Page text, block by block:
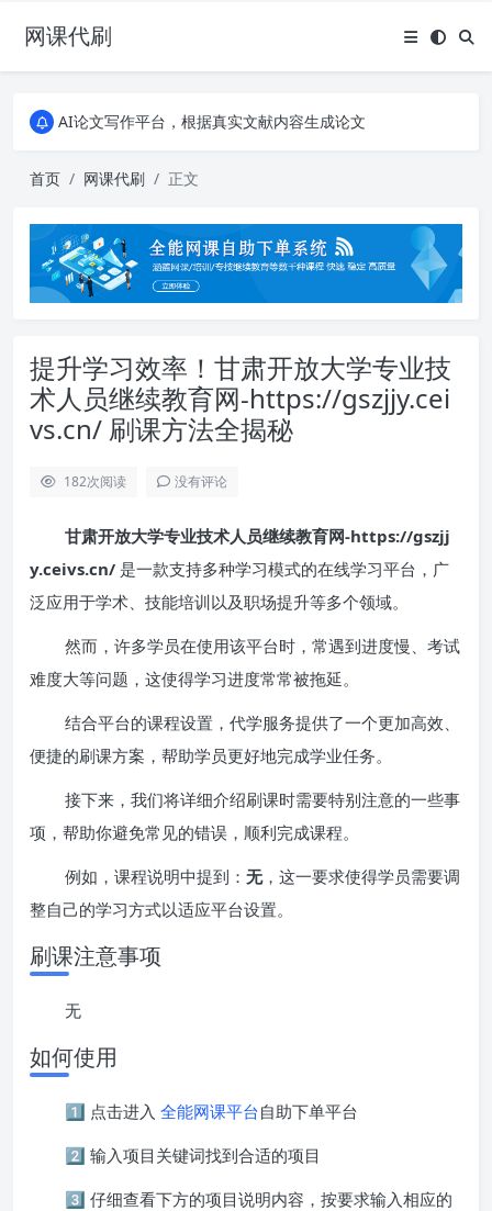
网课代刷
AI论文写作平台，根据真实文献内容生成论文
全能网课平台，大学生网课、成教、培训、继续教育。现已接入代刷代考项目3000+
全能网课平台，大学生网课、成教、培训、继续教育。现已接入代刷代考项目3000+
首页 网课代刷 正文
提升学习效率！甘肃开放大学专业技
术人员继续教育网-https://gszjjy.cei
vs.cn/ 刷课方法全揭秘
182次阅读 没有评论
甘肃开放大学专业技术人员继续教育网-https://gszjj
y.ceivs.cn/ 是一款支持多种学习模式的在线学习平台，广
泛应用于学术、技能培训以及职场提升等多个领域。
然而，许多学员在使用该平台时，常遇到进度慢、考试
难度大等问题，这使得学习进度常常被拖延。
结合平台的课程设置，代学服务提供了一个更加高效、
便捷的刷课方案，帮助学员更好地完成学业任务。
接下来，我们将详细介绍刷课时需要特别注意的一些事
项，帮助你避免常见的错误，顺利完成课程。
例如，课程说明中提到： 无，这一要求使得学员需要调
整自己的学习方式以适应平台设置。
刷课注意事项
无
如何使用
1️⃣ 点击进入 全能网课平台自助下单平台
2️⃣ 输入项目关键词找到合适的项目
3️⃣ 仔细查看下方的项目说明内容，按要求输入相应的